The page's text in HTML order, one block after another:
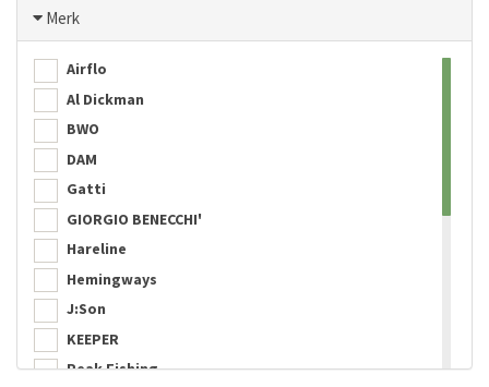
Merk
Airflo
Al Dickman
BWO
DAM
Gatti
GIORGIO BENECCHI'
Hareline
Hemingways
J:Son
KEEPER
Peak Fishing